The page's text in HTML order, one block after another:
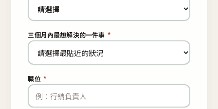
三個月內最想解決的一件事 *
職位 *